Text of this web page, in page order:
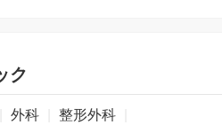
ク
外科 整形外科